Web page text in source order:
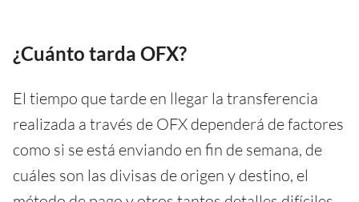
¿Cuánto tarda OFX?
El tiempo que tarde en llegar la transferencia
realizada a través de OFX dependerá de factores
como si se está enviando en fin de semana, de
cuáles son las divisas de origen y destino, el